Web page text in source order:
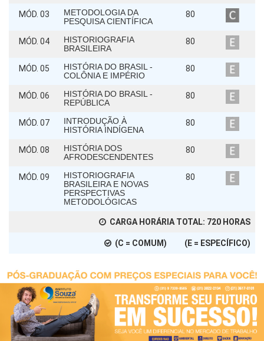
MÓD. 03
METODOLOGIA DA
PESQUISA CIENTÍFICA
80
MÓD. 04
HISTORIOGRAFIA
BRASILEIRA
80
MÓD. 05
HISTÓRIA DO BRASIL -
COLÔNIA E IMPÉRIO
80
MÓD. 06
HISTÓRIA DO BRASIL -
REPÚBLICA
80
MÓD. 07
INTRODUÇÃO À
HISTÓRIA INDÍGENA
80
MÓD. 08
HISTÓRIA DOS
AFRODESCENDENTES
80
MÓD. 09
HISTORIOGRAFIA
BRASILEIRA E NOVAS
PERSPECTIVAS
METODOLÓGICAS
80
CARGA HORÁRIA TOTAL: 720 HORAS
(C = COMUM) (E = ESPECÍFICO)